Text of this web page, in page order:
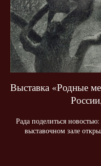
Выставка «Родные
Рада поделиться
выставочном зале